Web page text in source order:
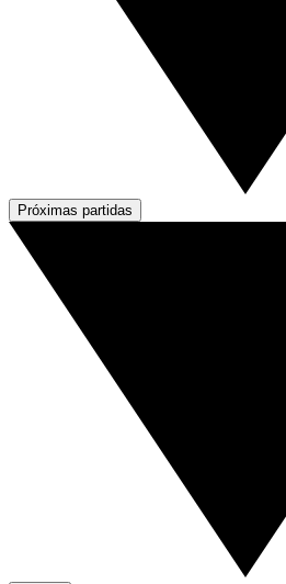
Próximas partidas